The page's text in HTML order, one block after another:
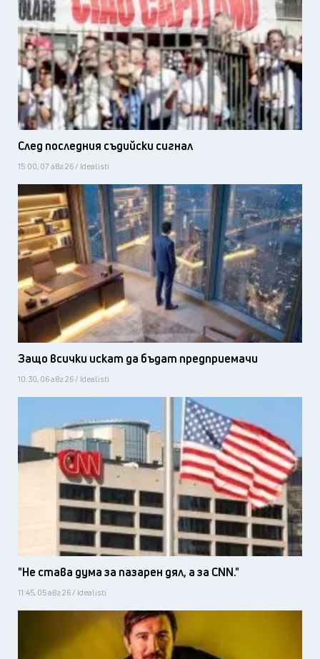
След последния съдийски сигнал
15:00, 07 авг 26 / Idealisti
Защо всички искат да бъдат предприемачи
10:30, 06 авг 26 / Idealisti
"Не става дума за пазарен дял, а за CNN."
11:45, 05 авг 26 / Idealisti